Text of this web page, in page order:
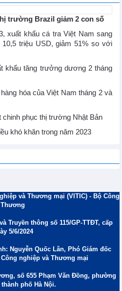
trường Brazil giảm 2 con số
xuất khẩu cá tra Việt Nam sang
triệu USD, giảm 51% so với
khẩu tăng trưởng dương 2 tháng
hóa của Việt Nam tháng 2 và
chinh phục thị trường Nhật Bản
khó khăn trong năm 2023
và Thương mại (VITIC) - Bộ Công
Thương
Truyền thông số 115/GP-TTĐT, cấp
5/6/2024
Nguyễn Quốc Lân, Phó Giám đốc
nghiệp và Thương mại
số 655 Phạm Văn Đồng, phường
phố Hà Nội.